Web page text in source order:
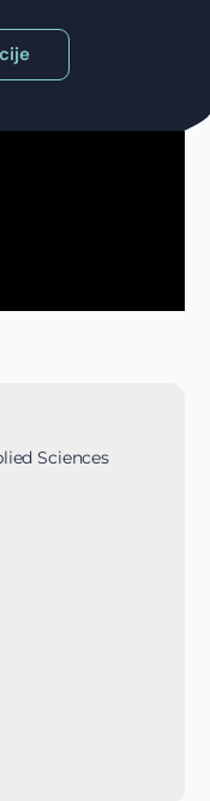
Sciences